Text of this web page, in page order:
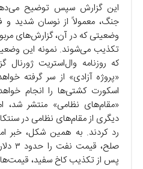
این گزارش سپس توضیح
جنگ، معمولاً از نوسان شدید و
وضعیتی که در آن، گزارش‌های
تکذیب می‌شوند. نمونه این
که روزنامه وال‌استریت
«پروژه آزادی» از سر گرفته
اسکورت کشتی‌ها را انجام
«مقام‌های نظامی» منتشر شد،
دیگری از مقام‌های نظامی در
رد کردند. به همین شکل، خبر
صلح،
پس از تکذیب کاخ سفید، قیمت‌ها